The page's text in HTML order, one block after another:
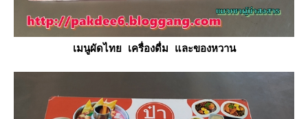
เมนูผัดไทย เครื่องดื่ม และของหวาน